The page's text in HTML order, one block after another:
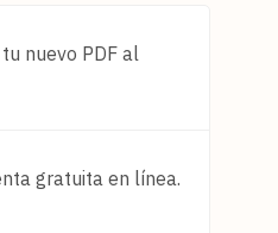
nuevo PDF al
gratuita en línea.